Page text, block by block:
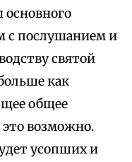
основного
с послушанием и
святой
как
общее
это возможно.
усопших и